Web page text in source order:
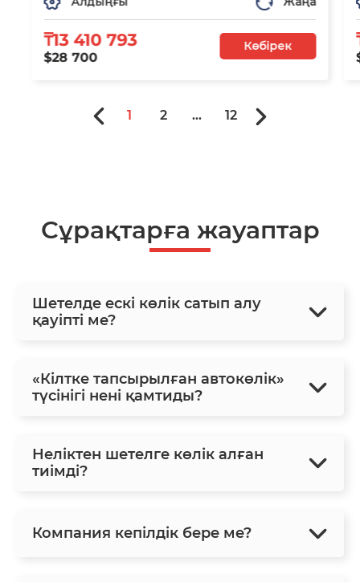
₸13 410 793
$28 700
Көбірек
1 2 ... 12
Сұрақтарға жауаптар
Шетелде ескі көлік сатып алу
қауіпті ме?
«Кілтке тапсырылған автокөлік»
түсінігі нені қамтиды?
Неліктен шетелге көлік алған
тиімді?
Компания кепілдік бере ме?